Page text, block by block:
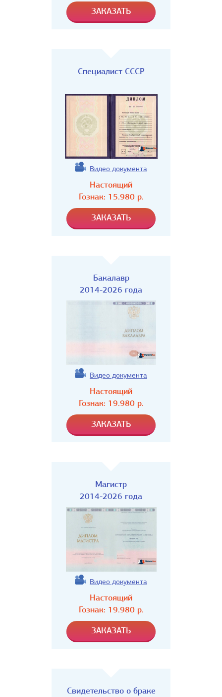
Специалист СССР
Видео документа
Настоящий
Гознак: 15.980р.
Бакалавр
2014-2026 года
Видео документа
Настоящий
Гознак: 19.980р.
Магистр
2014-2026 года
Видео документа
Настоящий
Гознак: 19.980р.
Свидетельство о браке